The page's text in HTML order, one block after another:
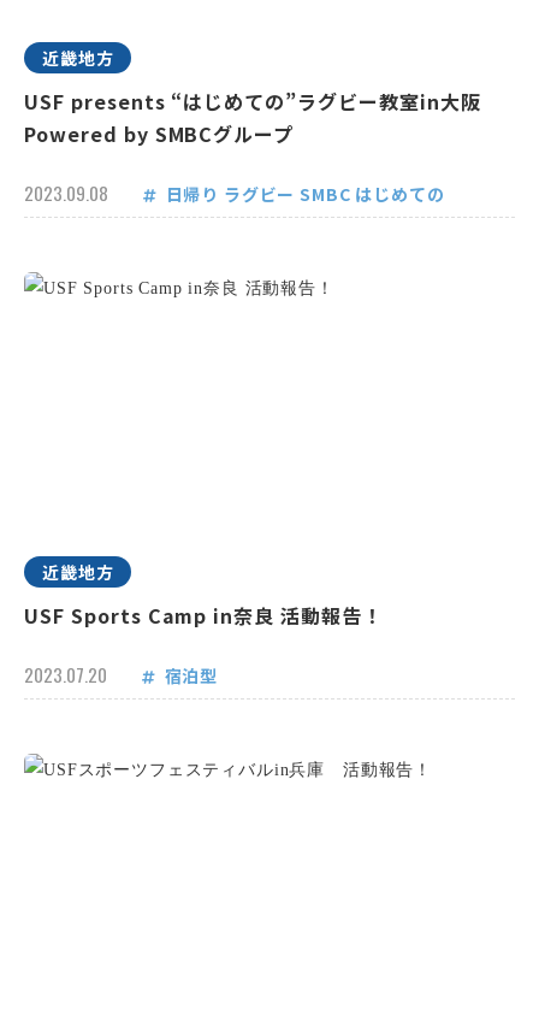
近畿地方
USF presents “はじめての”ラグビー教室in大阪
Powered by SMBCグループ
2023.09.08 日帰り ラグビー SMBC はじめての
近畿地方
USF Sports Camp in奈良 活動報告！
2023.07.20 宿泊型